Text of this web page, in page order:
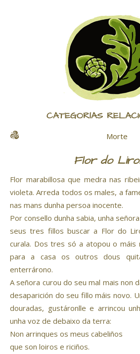
CATEGORÍAS
Morte
Flor do
Flor marabillosa que medra nas
violeta. Arreda todos os males, a
nas mans dunha persoa inocente.
Por consello dunha sabia, unha
seus tres fillos buscar a Flor do
curala. Dos tres só a atopou o máis
para a casa os outros dous
enterrárono.
A señora curou do seu mal mais non
desaparición do seu fillo máis novo.
douradas, gustáronlle e arrincou
unha voz de debaixo da terra:
Non arrinques os meus cabeliños
que son loiros e riciños.